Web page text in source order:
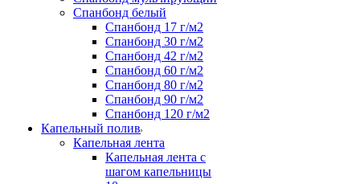
Спанбонд белый
Спанбонд 17 г/м2
Спанбонд 30 г/м2
Спанбонд 42 г/м2
Спанбонд 60 г/м2
Спанбонд 80 г/м2
Спанбонд 90 г/м2
Спанбонд 120 г/м2
Капельный полив
Капельная лента
Капельная лента с
шагом капельницы